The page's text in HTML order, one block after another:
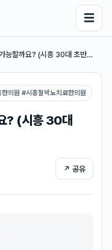
☰
능할까요? (시흥 30대 초반…
한의원 #시흥절박뇨치료한의원
? (시흥 30대
↗ 공유